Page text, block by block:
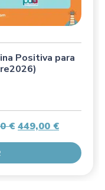
Positiva para
€ 449,00 €